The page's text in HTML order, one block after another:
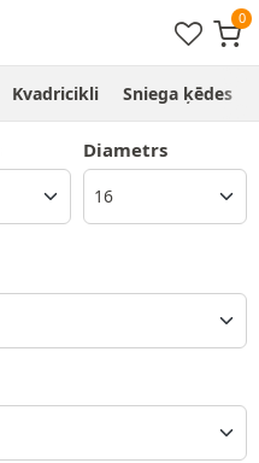
Kvadricikli Sniega ķēdes
Diametrs